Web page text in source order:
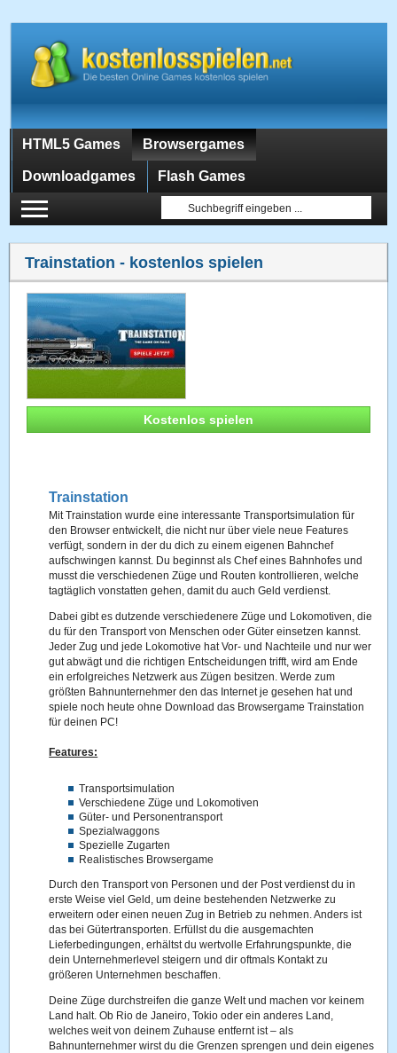
HTML5 Games Browsergames
Downloadgames Flash Games
Trainstation - kostenlos spielen
Kostenlos spielen
Trainstation
Mit Trainstation wurde eine interessante Transportsimulation für
den Browser entwickelt, die nicht nur über viele neue Features
verfügt, sondern in der du dich zu einem eigenen Bahnchef
aufschwingen kannst. Du beginnst als Chef eines Bahnhofes und
musst die verschiedenen Züge und Routen kontrollieren, welche
tagtäglich vonstatten gehen, damit du auch Geld verdienst.
Dabei gibt es dutzende verschiedenere Züge und Lokomotiven, die
du für den Transport von Menschen oder Güter einsetzen kannst.
Jeder Zug und jede Lokomotive hat Vor- und Nachteile und nur wer
gut abwägt und die richtigen Entscheidungen trifft, wird am Ende
ein erfolgreiches Netzwerk aus Zügen besitzen. Werde zum
größten Bahnunternehmer den das Internet je gesehen hat und
spiele noch heute ohne Download das Browsergame Trainstation
für deinen PC!
Features:
Transportsimulation
Verschiedene Züge und Lokomotiven
Güter- und Personentransport
Spezialwaggons
Spezielle Zugarten
Realistisches Browsergame
Durch den Transport von Personen und der Post verdienst du in
erste Weise viel Geld, um deine bestehenden Netzwerke zu
erweitern oder einen neuen Zug in Betrieb zu nehmen. Anders ist
das bei Gütertransporten. Erfüllst du die ausgemachten
Lieferbedingungen, erhältst du wertvolle Erfahrungspunkte, die
dein Unternehmerlevel steigern und dir oftmals Kontakt zu
größeren Unternehmen beschaffen.
Deine Züge durchstreifen die ganze Welt und machen vor keinem
Land halt. Ob Rio de Janeiro, Tokio oder ein anderes Land,
welches weit von deinem Zuhause entfernt ist – als
Bahnunternehmer wirst du die Grenzen sprengen und dein eigenes